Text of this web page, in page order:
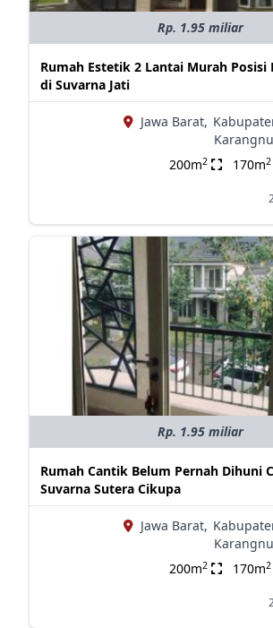
Rp. 1.95 miliar
Rumah Estetik 2 Lantai Murah Posisi
di Suvarna Jati
Jawa Barat,
200m2 170m2
Rp. 1.95 miliar
Rumah Cantik Belum Pernah Dihuni
Suvarna Sutera Cikupa
Jawa Barat,
200m2 170m2